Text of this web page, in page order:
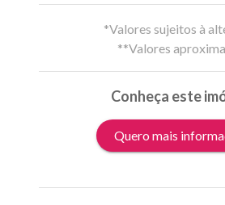
*Valores sujeitos à
**Valores
Conheça este
Quero mais